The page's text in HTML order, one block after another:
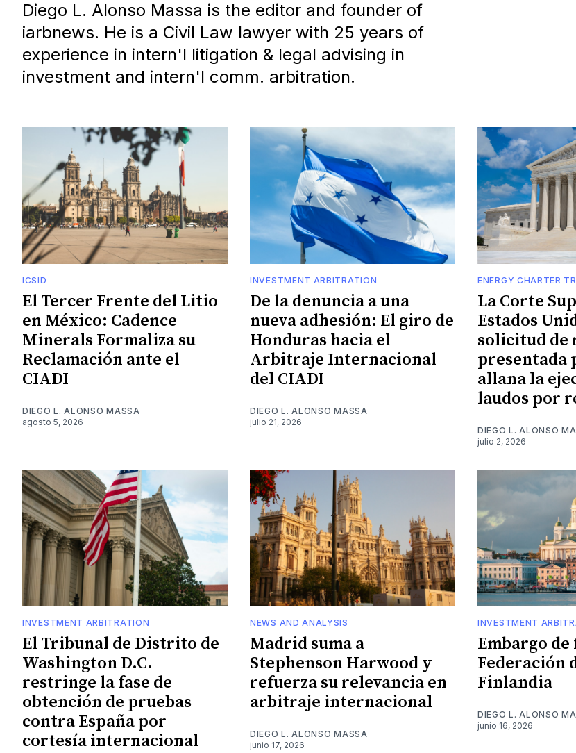
Diego L. Alonso Massa is the editor and founder of
iarbnews. He is a Civil Law lawyer with 25 years of
experience in intern'l litigation & legal advising in
investment and intern'l comm. arbitration.
ICSID
El Tercer Frente del Litio
en México: Cadence
Minerals Formaliza su
Reclamación ante el
CIADI
DIEGO L. ALONSO MASSA
agosto 5, 2026
INVESTMENT ARBITRATION
De la denuncia a una
nueva adhesión: El giro de
Honduras hacia el
Arbitraje Internacional
del CIADI
DIEGO L. ALONSO MASSA
julio 21, 2026
ENERGY CHARTER
La Corte
Estados
solicitud de
presentada
allana la
laudos por
DIEGO L. ALONSO
julio 2, 2026
INVESTMENT ARBITRATION
El Tribunal de Distrito de
Washington D.C.
restringe la fase de
obtención de pruebas
contra España por
cortesía internacional
NEWS AND ANALYSIS
Madrid suma a
Stephenson Harwood y
refuerza su relevancia en
arbitraje internacional
DIEGO L. ALONSO MASSA
junio 17, 2026
INVESTMENT
Embargo de
Federación
Finlandia
DIEGO L. ALONSO
junio 16, 2026